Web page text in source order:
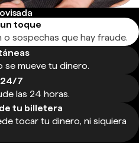
toque
o sospechas que hay fraude.
se mueve tu dinero.
7
las 24 horas.
tu billetera
tocar tu dinero, ni siquiera